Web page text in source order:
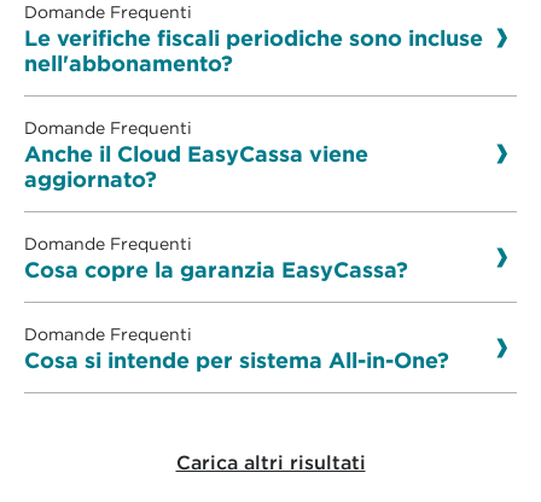
Domande Frequenti
Le verifiche fiscali periodiche sono incluse
nell'abbonamento?
Domande Frequenti
Anche il Cloud EasyCassa viene
aggiornato?
Domande Frequenti
Cosa copre la garanzia EasyCassa?
Domande Frequenti
Cosa si intende per sistema All-in-One?
Carica altri risultati